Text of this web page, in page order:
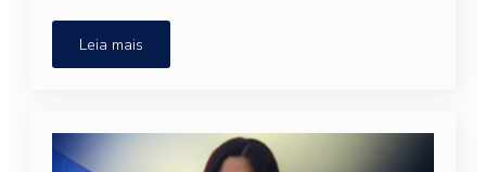
Leia mais